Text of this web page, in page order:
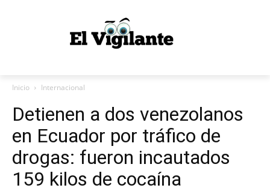
Inicio Internacional
Detienen a dos venezolanos
en Ecuador por tráfico de
drogas: fueron incautados
159 kilos de cocaína